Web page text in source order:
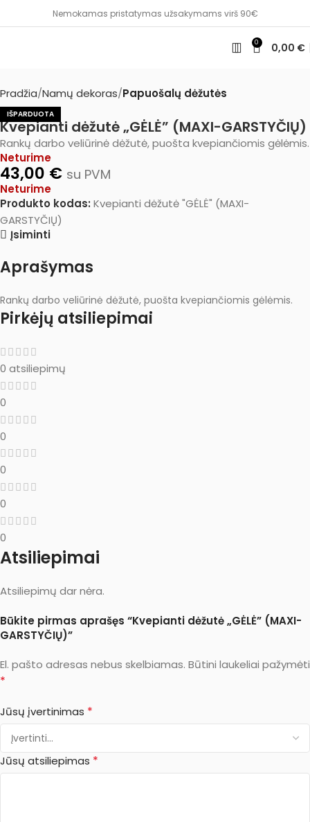
Nemokamas pristatymas užsakymams virš 90€
0 0,00 €
Pradžia Namų dekoras Papuošalų dėžutės
IŠPARDUOTA
Kvepianti dėžutė „GĖLĖ” (MAXI-GARSTYČIŲ)
Rankų darbo veliūrinė dėžutė, puošta kvepiančiomis gėlėmis.
Neturime
43,00 € su PVM
Neturime
Produkto kodas: Kvepianti dėžutė "GĖLĖ" (MAXI-
GARSTYČIŲ)
Įsiminti
Aprašymas
Rankų darbo veliūrinė dėžutė, puošta kvepiančiomis gėlėmis.
Pirkėjų atsiliepimai
0 atsiliepimų
0
0
0
0
0
Atsiliepimai
Atsiliepimų dar nėra.
Būkite pirmas aprašęs “Kvepianti dėžutė „GĖLĖ” (MAXI-
GARSTYČIŲ)”
El. pašto adresas nebus skelbiamas. Būtini laukeliai pažymėti
*
Jūsų įvertinimas *
Jūsų atsiliepimas *